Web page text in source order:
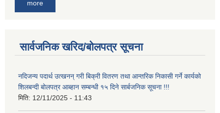
more
सार्वजनिक खरिद/बोलपत्र सूचना
नदिजन्य पदार्थ उत्खनन् गरी बिक्री वितरण तथा आन्तरिक निकासी गर्ने कार्यको
शिलबन्दी बोलपत्र आब्हान सम्बन्धी १५ दिने सार्बजनिक सूचना !!!
मिति: 12/11/2025 - 11:43